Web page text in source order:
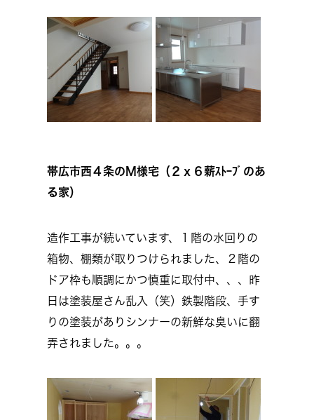
帯広市西４条のM様宅（２ｘ６薪ｽﾄｰﾌﾞのあ
る家）
造作工事が続いています、１階の水回りの
箱物、棚類が取りつけられました、２階の
ドア枠も順調にかつ慎重に取付中、、、昨
日は塗装屋さん乱入（笑）鉄製階段、手す
りの塗装がありシンナーの新鮮な臭いに翻
弄されました。。。